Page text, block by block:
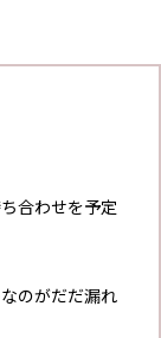
合わせを予定
のがだだ漏れ